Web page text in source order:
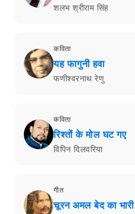
शलभ श्रीराम सिंह
कविता
यह फागुनी हवा
फणीश्वरनाथ रेणु
कविता
रिश्तों के मोल घट गए
विपिन दिलवरिया
गीत
चूरन अमल बेद का भारी